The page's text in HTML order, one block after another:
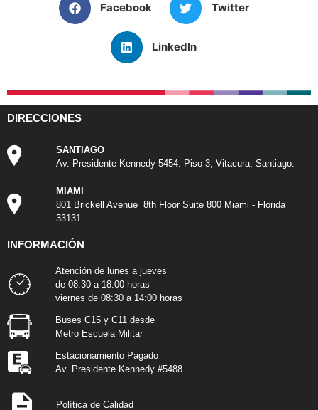
Facebook Twitter
LinkedIn
DIRECCIONES
SANTIAGO
Av. Presidente Kennedy 5454. Piso 3, Vitacura, Santiago.
MIAMI
801 Brickell Avenue 8th Floor Suite 800 Miami - Florida
33131
INFORMACIÓN
Atención de lunes a jueves
de 08:30 a 18:00 horas
viernes de 08:30 a 14:00 horas
Buses C15 y C11 desde
Metro Escuela Militar
Estacionamiento Pagado
Av. Presidente Kennedy #5488
Política de Calidad